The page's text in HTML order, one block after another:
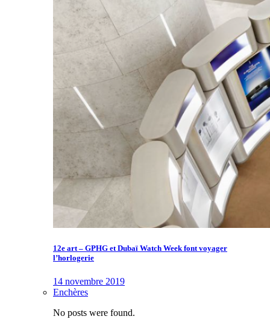
12e art – GPHG et Dubaï Watch Week font voyager
l’horlogerie
14 novembre 2019
Enchères
No posts were found.